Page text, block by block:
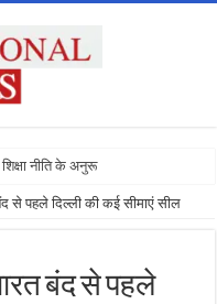
नीति के अनुरूप मॉड
से पहले दिल्ली की कई सीमाएं सील
बंद से पहले